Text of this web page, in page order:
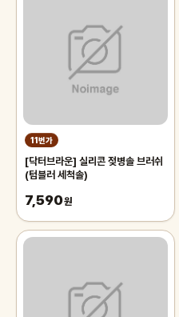
11번가
[닥터브라운] 실리콘 젖병솔 브러쉬
(텀블러 세척솔)
7,590원